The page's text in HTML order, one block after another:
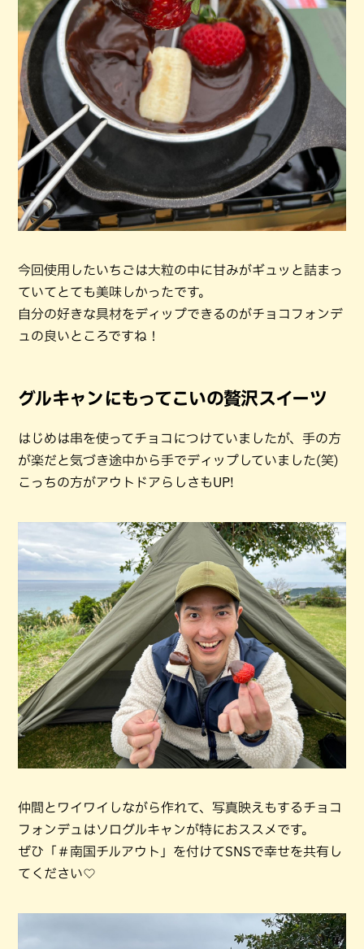
今回使用したいちごは大粒の中に甘みがギュッと詰まっ
ていてとても美味しかったです。
自分の好きな具材をディップできるのがチョコフォンデ
ュの良いところですね！
グルキャンにもってこいの贅沢スイーツ
はじめは串を使ってチョコにつけていましたが、手の方
が楽だと気づき途中から手でディップしていました(笑)
こっちの方がアウトドアらしさもUP!
仲間とワイワイしながら作れて、写真映えもするチョコ
フォンデュはソログルキャンが特におススメです。
ぜひ「＃南国チルアウト」を付けてSNSで幸せを共有し
てください♡